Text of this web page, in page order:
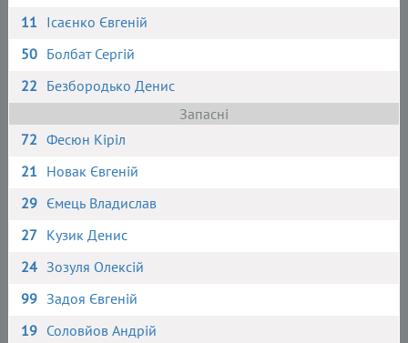
11 Ісаєнко Євгеній
50 Болбат Сергій
22 Безбородько Денис
Запасні
72 Фесюн Кіріл
21 Новак Євгеній
29 Ємець Владислав
27 Кузик Денис
24 Зозуля Олексій
99 Задоя Євгеній
19 Соловйов Андрій